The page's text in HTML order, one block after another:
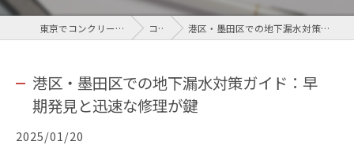
東京でコンクリートなら株式会社LIFIX コラム 港区・墨田区での地下漏水対策ガイド：早期発見と迅速な修理が鍵
港区・墨田区での地下漏水対策ガイド：早
期発見と迅速な修理が鍵
2025/01/20